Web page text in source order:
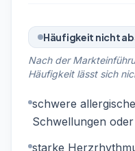
Häufigkeit nicht
Nach der
Häufigkeit lässt sich
schwere
Schwellungen
starke